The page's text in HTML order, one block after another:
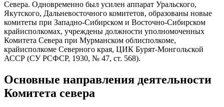
Севера. Одновременно был усилен аппарат Уральского,
Якутского, Дальневосточного комитетов, образованы новые
комитеты при Западно-Сибирском и Восточно-Сибирском
крайисполкомах, учреждены должности уполномоченных
Комитета Севера при Мурманском облисполкоме,
крайисполкоме Северного края, ЦИК Бурят-Монгольской
АССР (СУ РСФСР, 1930, № 47, ст. 568).
Основные направления деятельности
Комитета севера